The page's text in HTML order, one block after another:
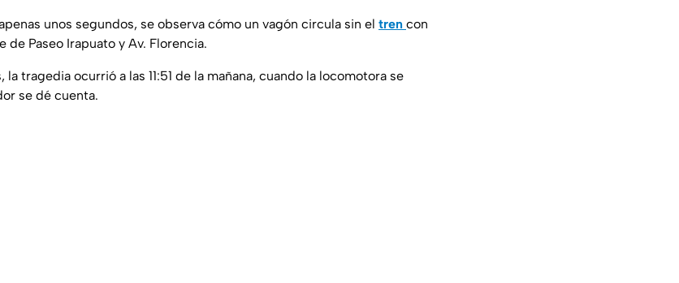
unos segundos, se observa cómo un vagón circula sin el tren con
Paseo Irapuato y Av. Florencia.
tragedia ocurrió a las 11:51 de la mañana, cuando la locomotora se
se dé cuenta.